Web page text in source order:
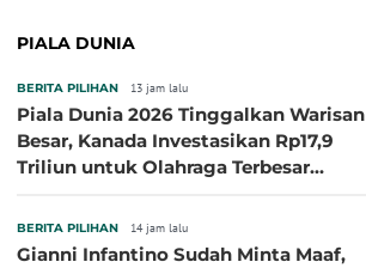
PIALA DUNIA
BERITA PILIHAN 13 jam lalu
Piala Dunia 2026 Tinggalkan Warisan
Besar, Kanada Investasikan Rp17,9
Triliun untuk Olahraga Terbesar
BERITA PILIHAN 14 jam lalu
Gianni Infantino Sudah Minta Maaf,